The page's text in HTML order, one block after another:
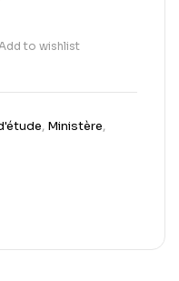
Add to wishlist
, Ministère,